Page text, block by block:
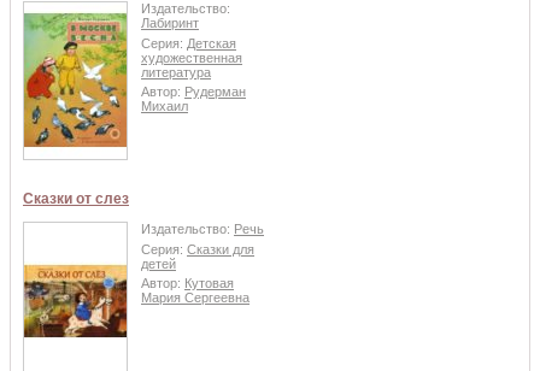
Издательство:
Лабиринт
Серия: Детская
художественная
литература
Автор: Рудерман
Михаил
Сказки от слез
Издательство: Речь
Серия: Сказки для
детей
Автор: Кутовая
Мария Сергеевна